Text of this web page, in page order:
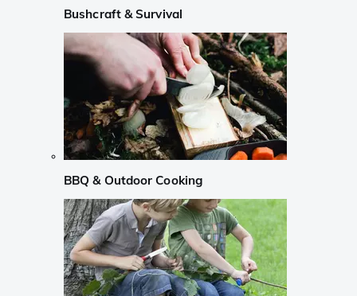
Bushcraft & Survival
BBQ & Outdoor Cooking